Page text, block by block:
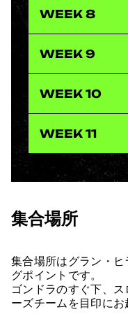
WEEK 8
WEEK 9
WEEK 10
WEEK 11
集合場所
集合場所はグラン・
グポイントです。
ゴンドラのすぐ下、
ーズチームを目印にお